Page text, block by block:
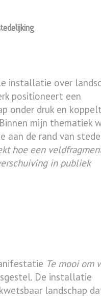
installatie over
positioneert een
onder druk en
mijn thematiek
aan de rand van
hoe een
in publiek
Te mooi om
De installatie
landschap